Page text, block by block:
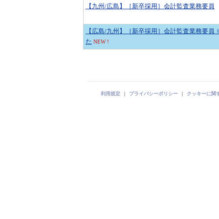
【九州/広島】［新卒採用］会計監査業務要員
【広島/九州】［新卒採用］会計監査業務要
た NEW !
利用規定 ｜ プライバシーポリシー ｜ クッキーに関